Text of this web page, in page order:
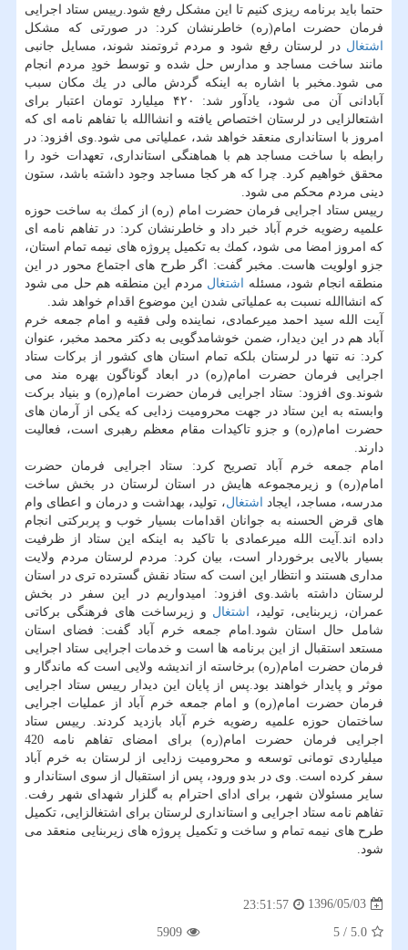
حتما باید برنامه ریزی كنیم تا این مشكل رفع شود.رییس ستاد اجرایی
فرمان حضرت امام(ره) خاطرنشان كرد: در صورتی كه مشكل
اشتغال در لرستان رفع شود و مردم ثروتمند شوند، مسایل جانبی
مانند ساخت مساجد و مدارس حل شده و توسط خودِ مردم انجام
می شود.مخبر با اشاره به اینكه گردش مالی در یك مكان سبب
آبادانی آن می شود، یادآور شد: ۴۲۰ میلیارد تومان اعتبار برای
اشتعالزایی در لرستان اختصاص یافته و انشاالله با تفاهم نامه ای كه
امروز با استانداری منعقد خواهد شد، عملیاتی می شود.وی افزود: در
رابطه با ساخت مساجد هم با هماهنگی استانداری، تعهدات خود را
محقق خواهیم كرد. چرا كه هر كجا مساجد وجود داشته باشد، ستون
دینی مردم محكم می شود.
رییس ستاد اجرایی فرمان حضرت امام (ره) از كمك به ساخت حوزه
علمیه رضویه خرم آباد خبر داد و خاطرنشان كرد: در تفاهم نامه ای
كه امروز امضا می شود، كمك به تكمیل پروژه های نیمه تمام استان،
جزو اولویت هاست. مخبر گفت: اگر طرح های اجتماع محور در این
منطقه انجام شود، مسئله
اشتغال مردم این منطقه هم حل می شود
كه انشاالله نسبت به عملیاتی شدن این موضوع اقدام خواهد شد.
آیت الله سید احمد میرعمادی، نماینده ولی فقیه و امام جمعه خرم
آباد هم در این دیدار، ضمن خوشامدگویی به دكتر محمد مخبر، عنوان
كرد: نه تنها در لرستان بلكه تمام استان های كشور از بركات ستاد
اجرایی فرمان حضرت امام(ره) در ابعاد گوناگون بهره مند می
شوند.وی افزود: ستاد اجرایی فرمان حضرت امام(ره) و بنیاد بركت
وابسته به این ستاد در جهت محرومیت زدایی كه یكی از آرمان های
حضرت امام(ره) و جزو تاكیدات مقام معظم رهبری است، فعالیت
دارند.
امام جمعه خرم آباد تصریح كرد: ستاد اجرایی فرمان حضرت
امام(ره) و زیرمجموعه هایش در استان لرستان در بخش ساخت
مدرسه، مساجد، ایجاد اشتغال، تولید، بهداشت و درمان و اعطای وام
های قرض الحسنه به جوانان اقدامات بسیار خوب و پربركتی انجام
داده اند.آیت الله میرعمادی با تاكید به اینكه این ستاد از ظرفیت
بسیار بالایی برخوردار است، بیان كرد: مردم لرستان مردم ولایت
مداری هستند و انتظار این است كه ستاد نقش گسترده تری در استان
لرستان داشته باشد.وی افزود: امیدواریم در این سفر در بخش
عمران، زیربنایی، تولید،
اشتغال و زیرساخت های فرهنگی بركاتی
شامل حال استان شود.امام جمعه خرم آباد گفت: فضای استان
مستعد استقبال از این برنامه ها است و خدمات اجرایی ستاد اجرایی
فرمان حضرت امام(ره) برخاسته از اندیشه ولایی است كه ماندگار و
موثر و پایدار خواهند بود.پس از پایان این دیدار رییس ستاد اجرایی
فرمان حضرت امام(ره) و امام جمعه خرم آباد از عملیات اجرایی
ساختمان حوزه علمیه رضویه خرم آباد بازدید كردند. رییس ستاد
اجرایی فرمان حضرت امام(ره) برای امضای تفاهم نامه 420
میلیاردی تومانی توسعه و محرومیت زدایی از لرستان به خرم آباد
سفر كرده است. وی در بدو ورود، پس از استقبال از سوی استاندار و
سایر مسئولان شهر، برای ادای احترام به گلزار شهدای شهر رفت.
تفاهم نامه ستاد اجرایی و استانداری لرستان برای اشتغالزایی، تكمیل
طرح های نیمه تمام و ساخت و تكمیل پروژه های زیربنایی منعقد می
شود.
1396/05/03
23:51:57
5.0
/
5
5909